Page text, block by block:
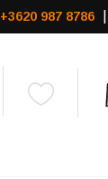
+3620 987 8786